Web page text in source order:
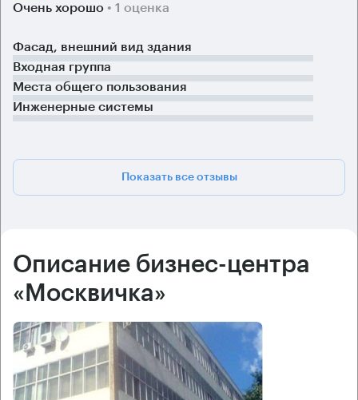
Очень хорошо • 1 оценка
Фасад, внешний вид здания
Входная группа
Места общего пользования
Инженерные системы
Показать все отзывы
Описание бизнес-центра
«Москвичка»